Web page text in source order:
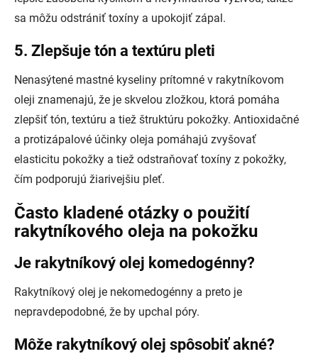
sa môžu odstrániť toxíny a upokojiť zápal.
5. Zlepšuje tón a textúru pleti
Nenasýtené mastné kyseliny prítomné v rakytníkovom
oleji znamenajú, že je skvelou zložkou, ktorá pomáha
zlepšiť tón, textúru a tiež štruktúru pokožky. Antioxidačné
a protizápalové účinky oleja pomáhajú zvyšovať
elasticitu pokožky a tiež odstraňovať toxíny z pokožky,
čím podporujú žiarivejšiu pleť.
Často kladené otázky o použití
rakytníkového oleja na pokožku
Je rakytníkový olej komedogénny?
Rakytníkový olej je nekomedogénny a preto je
nepravdepodobné, že by upchal póry.
Môže rakytníkový olej spôsobiť akné?